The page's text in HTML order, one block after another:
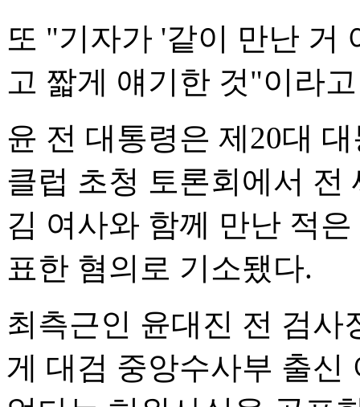
또 "기자가 '같이 만난 거
고 짧게 얘기한 것"이라
윤 전 대통령은 제20대
클럽 초청 토론회에서 전
김 여사와 함께 만난 적
표한 혐의로 기소됐다.
최측근인 윤대진 전 검사
게 대검 중앙수사부 출신